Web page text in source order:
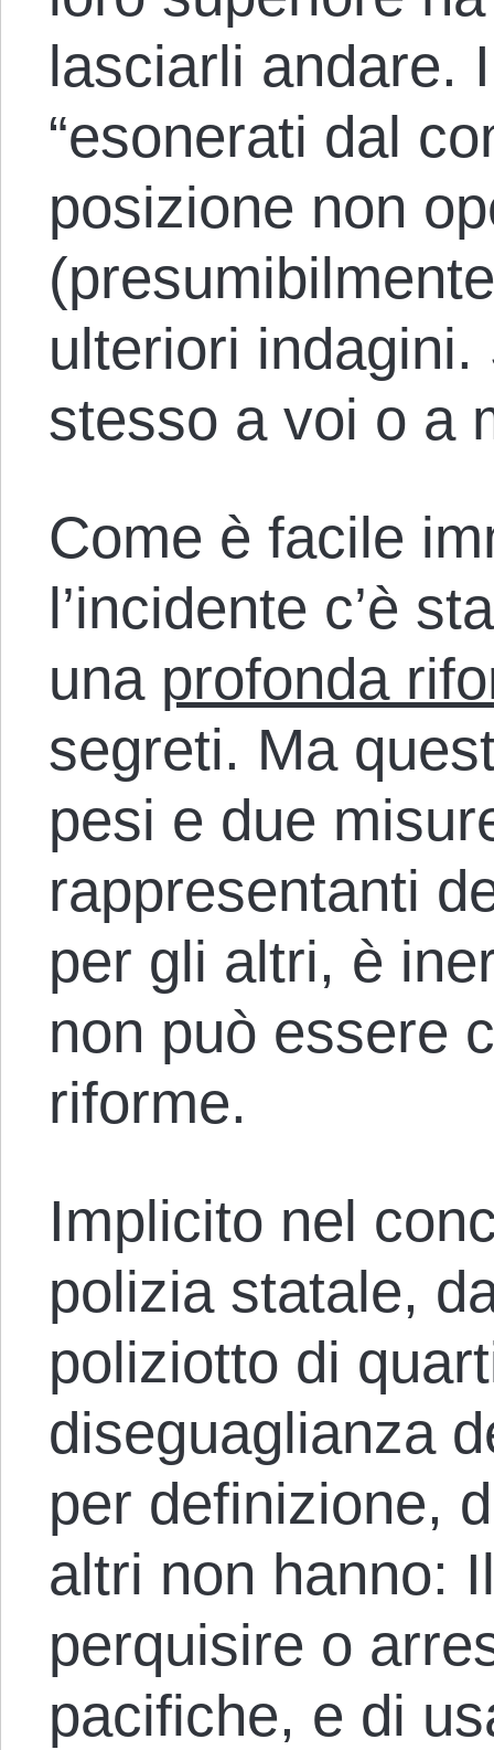
lasciarli andare.
“esonerati dal
posizione non
ulteriori
stesso a voi o a
Come è facile
l’incidente c’è
una profonda
segreti. Ma
pesi e due
rappresentanti
per gli altri, è
non può essere
riforme.
Implicito nel
polizia statale,
poliziotto di
diseguaglianza
per definizione,
altri non hanno:
perquisire o
pacifiche, e di